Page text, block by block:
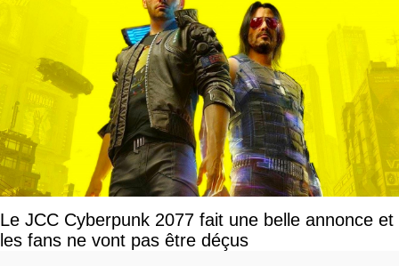
Le JCC Cyberpunk 2077 fait une belle annonce et
les fans ne vont pas être déçus